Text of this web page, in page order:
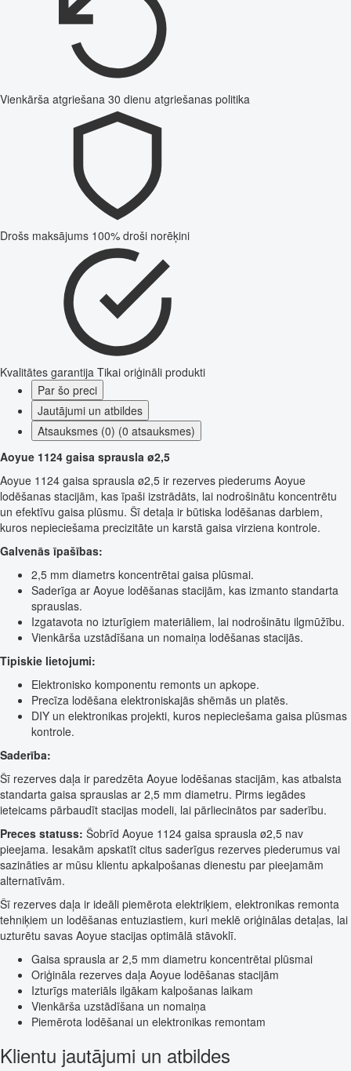
Vienkārša atgriešana 30 dienu atgriešanas politika
Drošs maksājums 100% droši norēķini
Kvalitātes garantija Tikai oriģināli produkti
Par šo preci
Jautājumi un atbildes
Atsauksmes (0) (0 atsauksmes)
Aoyue 1124 gaisa sprausla ø2,5
Aoyue 1124 gaisa sprausla ø2,5 ir rezerves piederums Aoyue
lodēšanas stacijām, kas īpaši izstrādāts, lai nodrošinātu koncentrētu
un efektīvu gaisa plūsmu. Šī detaļa ir būtiska lodēšanas darbiem,
kuros nepieciešama precizitāte un karstā gaisa virziena kontrole.
Galvenās īpašības:
2,5 mm diametrs koncentrētai gaisa plūsmai.
Saderīga ar Aoyue lodēšanas stacijām, kas izmanto standarta
sprauslas.
Izgatavota no izturīgiem materiāliem, lai nodrošinātu ilgmūžību.
Vienkārša uzstādīšana un nomaiņa lodēšanas stacijās.
Tipiskie lietojumi:
Elektronisko komponentu remonts un apkope.
Precīza lodēšana elektroniskajās shēmās un platēs.
DIY un elektronikas projekti, kuros nepieciešama gaisa plūsmas
kontrole.
Saderība:
Šī rezerves daļa ir paredzēta Aoyue lodēšanas stacijām, kas atbalsta
standarta gaisa sprauslas ar 2,5 mm diametru. Pirms iegādes
ieteicams pārbaudīt stacijas modeli, lai pārliecinātos par saderību.
Preces statuss: Šobrīd Aoyue 1124 gaisa sprausla ø2,5 nav
pieejama. Iesakām apskatīt citus saderīgus rezerves piederumus vai
sazināties ar mūsu klientu apkalpošanas dienestu par pieejamām
alternatīvām.
Šī rezerves daļa ir ideāli piemērota elektriķiem, elektronikas remonta
tehniķiem un lodēšanas entuziastiem, kuri meklē oriģinālas detaļas, lai
uzturētu savas Aoyue stacijas optimālā stāvoklī.
Gaisa sprausla ar 2,5 mm diametru koncentrētai plūsmai
Oriģināla rezerves daļa Aoyue lodēšanas stacijām
Izturīgs materiāls ilgākam kalpošanas laikam
Vienkārša uzstādīšana un nomaiņa
Piemērota lodēšanai un elektronikas remontam
Klientu jautājumi un atbildes